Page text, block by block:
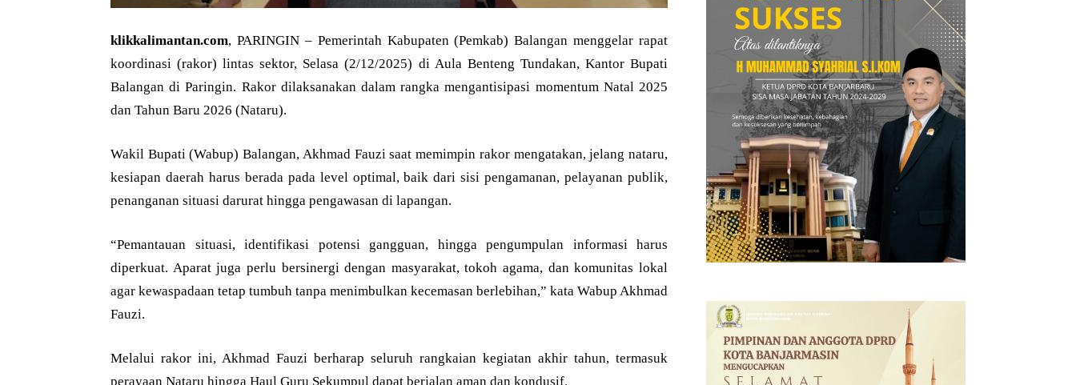
klikkalimantan.com, PARINGIN – Pemerintah Kabupaten (Pemkab) Balangan menggelar rapat
koordinasi (rakor) lintas sektor, Selasa (2/12/2025) di Aula Benteng Tundakan, Kantor Bupati
Balangan di Paringin. Rakor dilaksanakan dalam rangka mengantisipasi momentum Natal 2025
dan Tahun Baru 2026 (Nataru).
Wakil Bupati (Wabup) Balangan, Akhmad Fauzi saat memimpin rakor mengatakan, jelang nataru,
kesiapan daerah harus berada pada level optimal, baik dari sisi pengamanan, pelayanan publik,
penanganan situasi darurat hingga pengawasan di lapangan.
“Pemantauan situasi, identifikasi potensi gangguan, hingga pengumpulan informasi harus
diperkuat. Aparat juga perlu bersinergi dengan masyarakat, tokoh agama, dan komunitas lokal
agar kewaspadaan tetap tumbuh tanpa menimbulkan kecemasan berlebihan,” kata Wabup Akhmad
Fauzi.
Melalui rakor ini, Akhmad Fauzi berharap seluruh rangkaian kegiatan akhir tahun, termasuk
perayaan Nataru hingga Haul Guru Sekumpul dapat berjalan aman dan kondusif.